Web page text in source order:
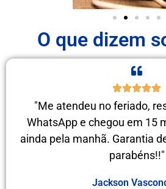
O que dizem
"Me atendeu no feriado,
WhatsApp e chegou em 15
ainda pela manhã. Garantia
parabéns!!"
Jackson